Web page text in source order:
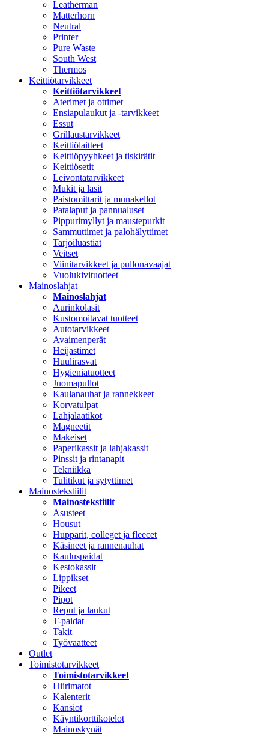
Leatherman
Matterhorn
Neutral
Printer
Pure Waste
South West
Thermos
Keittiötarvikkeet
Keittiötarvikkeet
Aterimet ja ottimet
Ensiapulaukut ja -tarvikkeet
Essut
Grillaustarvikkeet
Keittiölaitteet
Keittiöpyyhkeet ja tiskirätit
Keittiösetit
Leivontatarvikkeet
Mukit ja lasit
Paistomittarit ja munakellot
Patalaput ja pannualuset
Pippurimyllyt ja maustepurkit
Sammuttimet ja palohälyttimet
Tarjoiluastiat
Veitset
Viinitarvikkeet ja pullonavaajat
Vuolukivituotteet
Mainoslahjat
Mainoslahjat
Aurinkolasit
Kustomoitavat tuotteet
Autotarvikkeet
Avaimenperät
Heijastimet
Huulirasvat
Hygieniatuotteet
Juomapullot
Kaulanauhat ja rannekkeet
Korvatulpat
Lahjalaatikot
Magneetit
Makeiset
Paperikassit ja lahjakassit
Pinssit ja rintanapit
Tekniikka
Tulitikut ja sytyttimet
Mainostekstiilit
Mainostekstiilit
Asusteet
Housut
Hupparit, colleget ja fleecet
Käsineet ja rannenauhat
Kauluspaidat
Kestokassit
Lippikset
Pikeet
Pipot
Reput ja laukut
T-paidat
Takit
Työvaatteet
Outlet
Toimistotarvikkeet
Toimistotarvikkeet
Hiirimatot
Kalenterit
Kansiot
Käyntikorttikotelot
Mainoskynät